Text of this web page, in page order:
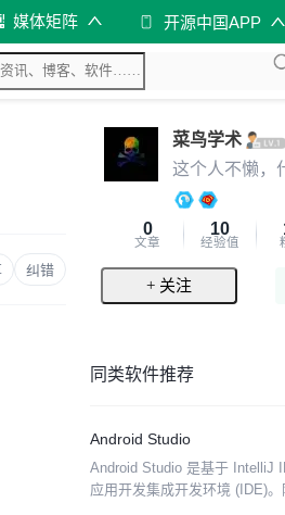
媒体矩阵 开源中国APP
纠错
菜鸟学术
这个人不懒，
0
文章
10
经验值
+ 关注
同类软件推荐
Android Studio
Android Studio 是基于 IntelliJ
应用开发集成开发环境 (IDE)